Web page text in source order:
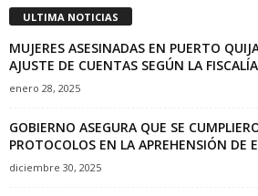
ULTIMA NOTICIAS
MUJERES ASESINADAS EN PUERTO
AJUSTE DE CUENTAS SEGÚN LA FISCALÍA
enero 28, 2025
GOBIERNO ASEGURA QUE SE
PROTOCOLOS EN LA APREHENSIÓN DE
diciembre 30, 2025